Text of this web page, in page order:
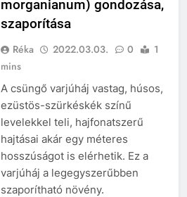
morganianum) gondozása,
szaporítása
Réka 2022.03.03. 0
1
mins
A csüngő varjúháj vastag, húsos,
ezüstös-szürkéskék színű
levelekkel teli, hajfonatszerű
hajtásai akár egy méteres
hosszúságot is elérhetik. Ez a
varjúháj a legegyszerűbben
szaporítható növény.